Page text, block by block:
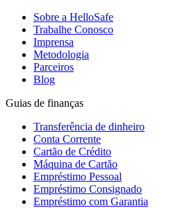
Sobre a HelloSafe
Trabalhe Conosco
Imprensa
Metodologia
Parceiros
Blog
Guias de finanças
Transferência de dinheiro
Conta Corrente
Cartão de Crédito
Máquina de Cartão
Empréstimo Pessoal
Empréstimo Consignado
Empréstimo com Garantia